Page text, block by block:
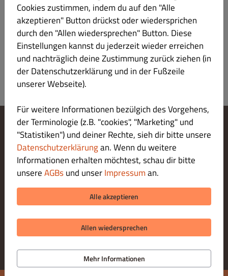
mit Pommes frites, Essiggurken, Zwiebeln, Salat, Tahini und
Garlicsauce
Cookie-Einstellungen ändern
Kontaktiere uns
Datenschutzerklärung
Allgemeine Geschäftsbedingungen
Impressum
LIEFERUNG ZAHLUNGSARTEN
ZAHLUNGSARTEN BEI ABHOLUNG
Cookies zustimmen, indem du auf den "Alle
akzeptieren" Button drückst oder wiedersprichen
durch den "Allen wiedersprechen" Button. Diese
Einstellungen kannst du jederzeit wieder erreichen
und nachträglich deine Zustimmung zurück ziehen (in
der Datenschutzerklärung und in der Fußzeile
unserer Webseite).
Für weitere Informationen bezülgich des Vorgehens,
der Terminologie (z.B. "cookies", "Marketing" und
"Statistiken") und deiner Rechte, sieh dir bitte unsere
Datenschutzerklärungan. Wenn du weitere
Informationen erhalten möchtest, schau dir bitte
unsereAGBsund unserImpressuman.
Alle akzeptieren
Allen wiedersprechen
Mehr Informationen